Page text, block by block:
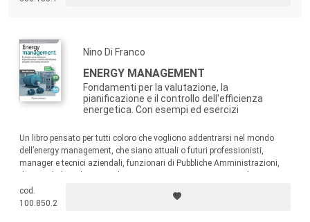
Nino Di Franco
ENERGY MANAGEMENT
Fondamenti per la valutazione, la
pianificazione e il controllo dell'efficienza
energetica. Con esempi ed esercizi
Un libro pensato per tutti coloro che vogliono addentrarsi nel mondo
dell’energy management, che siano attuali o futuri professionisti,
manager e tecnici aziendali, funzionari di Pubbliche Amministrazioni,
sono stati arricchiti diversi capitoli, ampliate le spiegazioni, aggiornati
grafici e tabelle.
cod.
100.850.2